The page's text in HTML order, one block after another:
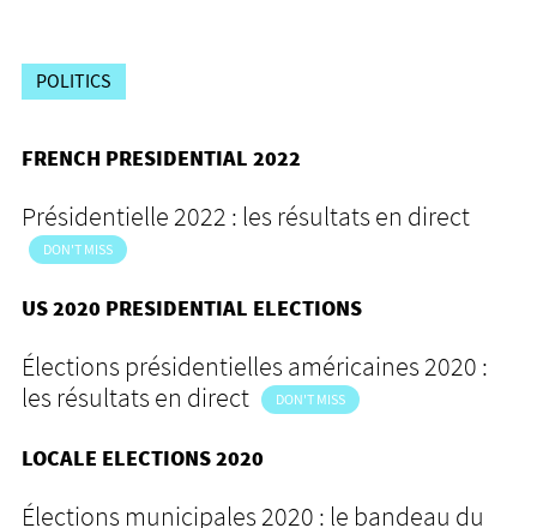
POLITICS
FRENCH PRESIDENTIAL 2022
Présidentielle 2022 : les résultats en direct
DON'T MISS
US 2020 PRESIDENTIAL ELECTIONS
Élections présidentielles américaines 2020 :
les résultats en direct
DON'T MISS
LOCALE ELECTIONS 2020
Élections municipales 2020 : le bandeau du